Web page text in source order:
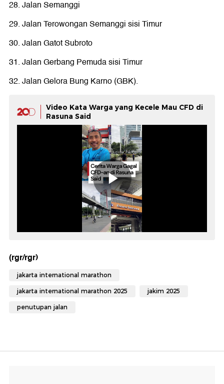
28. Jalan Semanggi
29. Jalan Terowongan Semanggi sisi Timur
30. Jalan Gatot Subroto
31. Jalan Gerbang Pemuda sisi Timur
32. Jalan Gelora Bung Karno (GBK).
Video Kata Warga yang Kecele Mau CFD di
Rasuna Said
(rgr/rgr)
jakarta international marathon
jakarta international marathon 2025 jakim 2025
penutupan jalan